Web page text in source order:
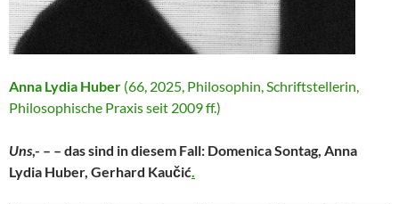
Anna Lydia Huber (66, 2025, Philosophin, Schriftstellerin,
Philosophische Praxis seit 2009 ff.)
Uns,- – – das sind in diesem Fall: Domenica Sontag, Anna
Lydia Huber, Gerhard Kaučić.